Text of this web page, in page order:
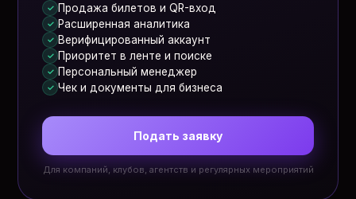
✓ Продажа билетов и QR-вход
✓ Расширенная аналитика
✓ Верифицированный аккаунт
✓ Приоритет в ленте и поиске
✓ Персональный менеджер
✓ Чек и документы для бизнеса
Подать заявку
Для компаний, клубов, агентств и регулярных мероприятий